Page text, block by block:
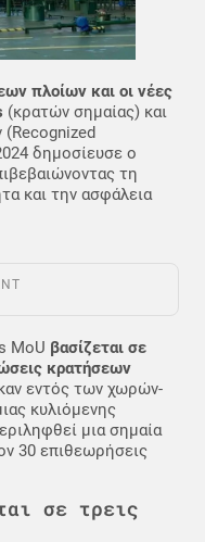
πλοίων και οι νέες
(κρατών σημαίας) και
δημοσίευσε ο
τη
και την ασφάλεια
MoU βασίζεται σε
κρατήσεων
εντός των χωρών-
κυλιόμενης
μια σημαία
30 επιθεωρήσεις
σε τρεις